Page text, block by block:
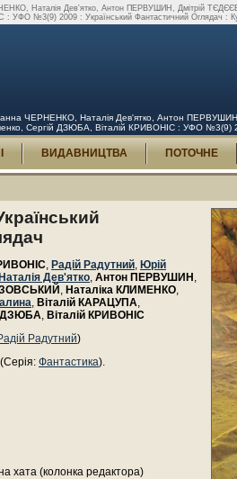
Наталія Дев'ятко, Антон ПЕРВУШИН, Дмітрій
УФО №3(9) 2009 : Український Фантастичний Оглядач :
ЧЕРНЕНКО, Наталія Дев'ятко, Антон
Сергій ДЗЮБА, Віталій КРИВОНІС : УФО №3(9)
ВИДАВНИЦТВА ПОТОЧНЕ
, Радій Радутний, Юрій
Наталія Дев'ятко, Антон ПЕРВУШИН ,
, Наталіка КЛИМЕНКО,
, Віталій КАРАЦУПА,
ДЗЮБА, Віталій КРИВОНІС
Радутний)
Фантастика).
хата (колонка редактора)